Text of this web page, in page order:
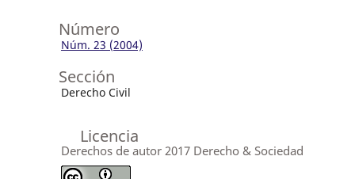
Número
Núm. 23 (2004)
Sección
Derecho Civil
Licencia
Derechos de autor 2017 Derecho & Sociedad